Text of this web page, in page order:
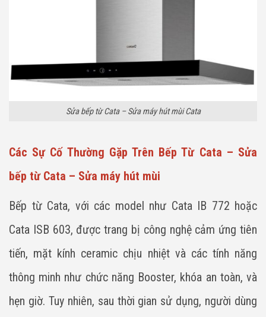
Sửa bếp từ Cata – Sửa máy hút mùi Cata
Các Sự Cố Thường Gặp Trên Bếp Từ Cata – Sửa
bếp từ Cata – Sửa máy hút mùi
Bếp từ Cata, với các model như Cata IB 772 hoặc
Cata ISB 603, được trang bị công nghệ cảm ứng tiên
tiến, mặt kính ceramic chịu nhiệt và các tính năng
thông minh như chức năng Booster, khóa an toàn, và
hẹn giờ. Tuy nhiên, sau thời gian sử dụng, người dùng